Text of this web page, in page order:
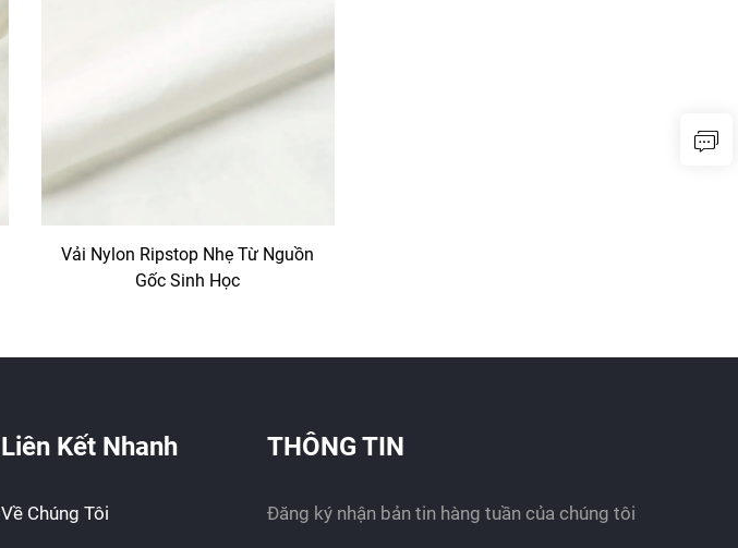
Vải Nylon Ripstop Nhẹ Từ Nguồn
Gốc Sinh Học
Liên Kết Nhanh
Về Chúng Tôi
THÔNG TIN
Đăng ký nhận bản tin hàng tuần của chúng tôi